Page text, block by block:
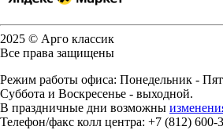
2025 © Арго классик
Все права защищены
Режим работы офиса: Понедельник -
Суббота и Воскресенье - выходной.
В праздничные дни возможны
Телефон/факс колл центра: +7 (812) 600-